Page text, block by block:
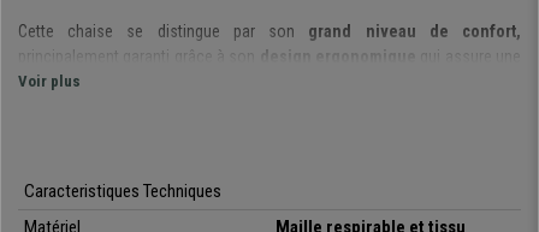
Cette chaise se distingue par son grand niveau de confort,
principalement garanti grâce à son
design ergonomique
qui assure une
position correcte et durable du dos. De plus, son assise confortable
Ce modèle se distingue par des
permettent à son utilisateur de les positionner dans la position souhaitée.
Voir plus
Caracteristiques Techniques
Matériel
Maille respirable et tissu